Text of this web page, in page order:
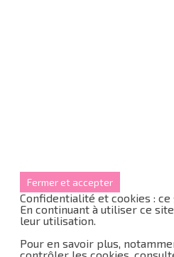
Confidentialité et cookies : ce
En continuant à utiliser ce
leur utilisation.
Pour en savoir plus,